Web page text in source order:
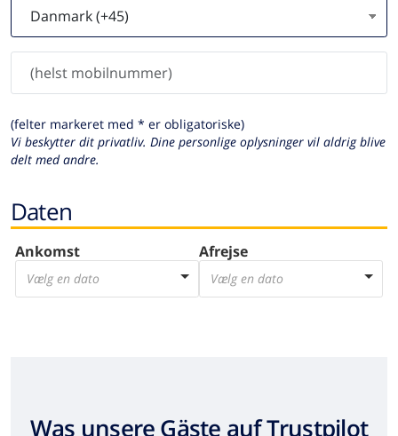
(felter markeret med * er obligatoriske)
Vi beskytter dit privatliv. Dine personlige oplysninger vil aldrig blive
delt med andre.
Daten
Ankomst
Vælg en dato
Afrejse
Vælg en dato
Was unsere Gäste auf Trustpilot